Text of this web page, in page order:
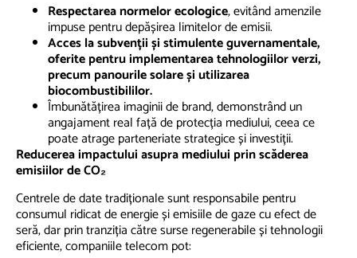
Respectarea normelor ecologice, evitând amenzile
impuse pentru depășirea limitelor de emisii.
Acces la subvenții și stimulente guvernamentale,
oferite pentru implementarea tehnologiilor verzi,
precum panourile solare și utilizarea
biocombustibililor.
Îmbunătățirea imaginii de brand, demonstrând un
angajament real față de protecția mediului, ceea ce
poate atrage parteneriate strategice și investiții.
Reducerea impactului asupra mediului prin scăderea
emisiilor de CO₂
Centrele de date tradiționale sunt responsabile pentru
consumul ridicat de energie și emisiile de gaze cu efect de
seră, dar prin tranziția către surse regenerabile și tehnologii
eficiente, companiile telecom pot: